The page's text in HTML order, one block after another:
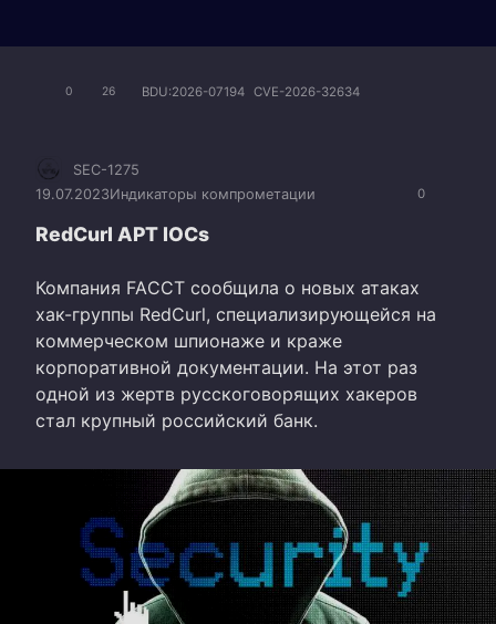
0 26 BDU:2026-07194 CVE-2026-32634
0
SEC-1275
19.07.2023Индикаторы компрометации
RedCurl APT IOCs
Компания FAССT сообщила о новых атаках
хак-группы RedCurl, специализирующейся на
коммерческом шпионаже и краже
корпоративной документации. На этот раз
одной из жертв русскоговорящих хакеров
стал крупный российский банк.